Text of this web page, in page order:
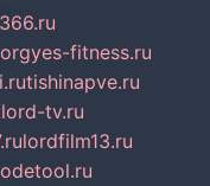
yes-fitness.ru
tishinapve.ru
lord-tv.ru
lordfilm13.ru